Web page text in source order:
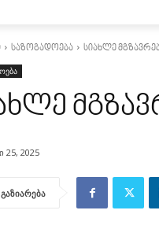
საზოგადოება სიახლე
25, 2025
გაზიარება